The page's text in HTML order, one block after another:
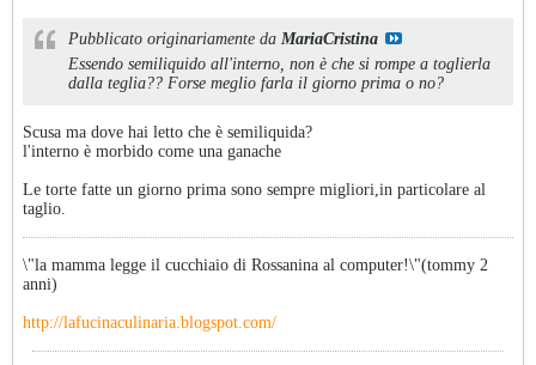
Pubblicato originariamente da MariaCristina
Essendo semiliquido all'interno, non è che si rompe a toglierla
dalla teglia?? Forse meglio farla il giorno prima o no?
Scusa ma dove hai letto che è semiliquida?
l'interno è morbido come una ganache
Le torte fatte un giorno prima sono sempre migliori,in particolare al
taglio.
\"la mamma legge il cucchiaio di Rossanina al computer!\"(tommy 2
anni)
http://lafucinaculinaria.blogspot.com/